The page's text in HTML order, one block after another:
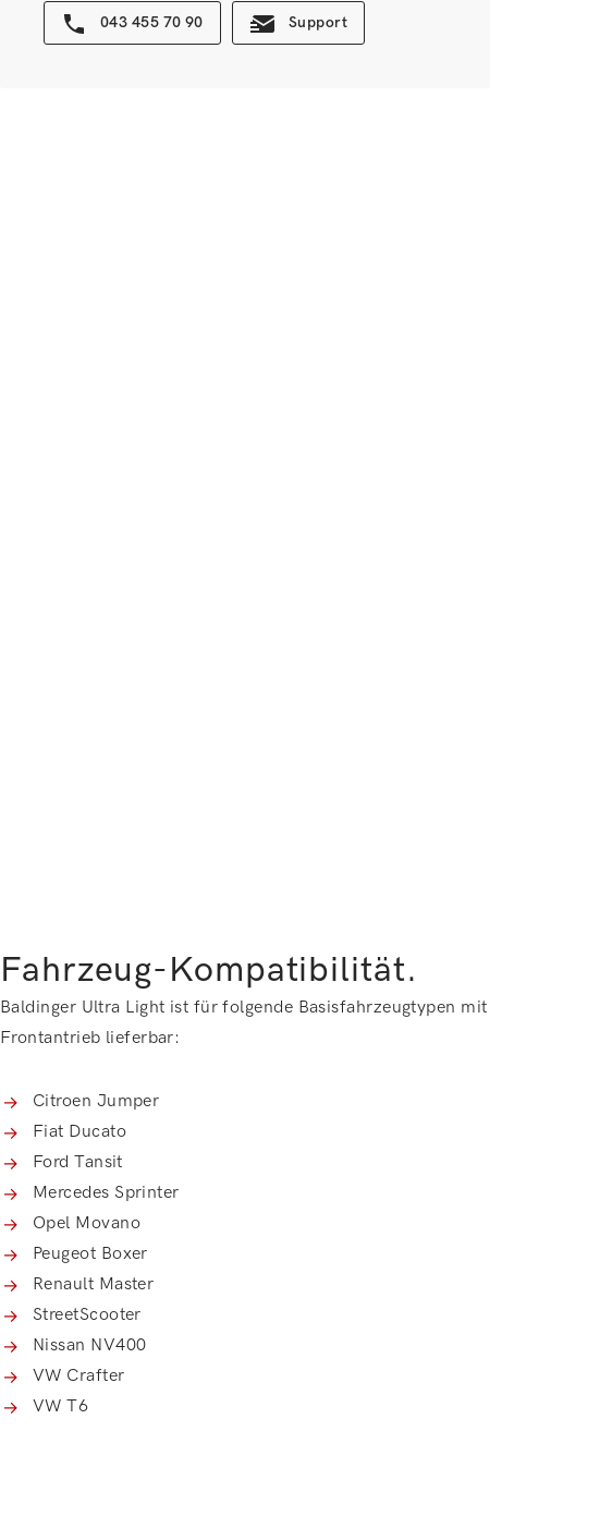
043 455 70 90 Support
Fahrzeug-Kompatibilität.
Baldinger Ultra Light ist für folgende Basisfahrzeugtypen mit
Frontantrieb lieferbar:
Citroen Jumper
Fiat Ducato
Ford Tansit
Mercedes Sprinter
Opel Movano
Peugeot Boxer
Renault Master
StreetScooter
Nissan NV400
VW Crafter
VW T6